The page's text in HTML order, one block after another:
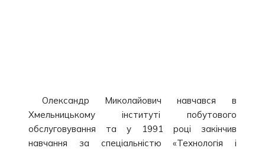
Олександр Миколайович навчався в
Хмельницькому інституті побутового
обслуговування та у 1991 році закінчив
навчання за спеціальністю «Технологія і